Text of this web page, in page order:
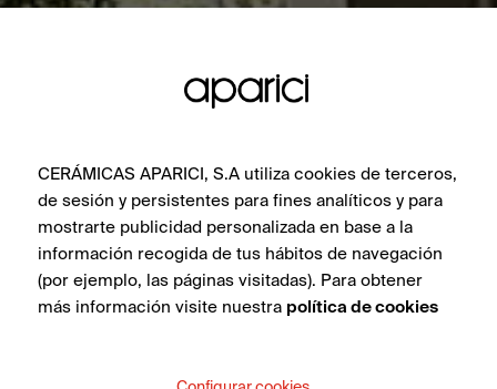
CERÁMICAS APARICI, S.A utiliza cookies de terceros,
de sesión y persistentes para fines analíticos y para
mostrarte publicidad personalizada en base a la
información recogida de tus hábitos de navegación
(por ejemplo, las páginas visitadas). Para obtener
más información visite nuestra política de cookies